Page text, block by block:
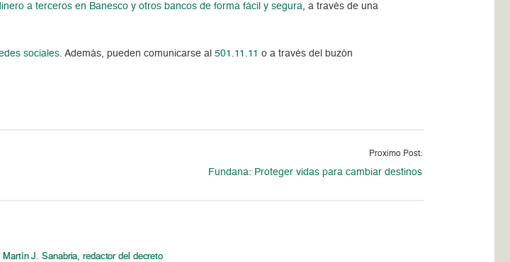
a terceros en Banesco y otros bancos de forma fácil y segura , a través de una
sociales . Además, pueden comunicarse al501.11.11 o a través del buzón
Proximo Post:
Fundana: Proteger vidas para cambiar destinos
Martín J. Sanabria, redactor del decreto